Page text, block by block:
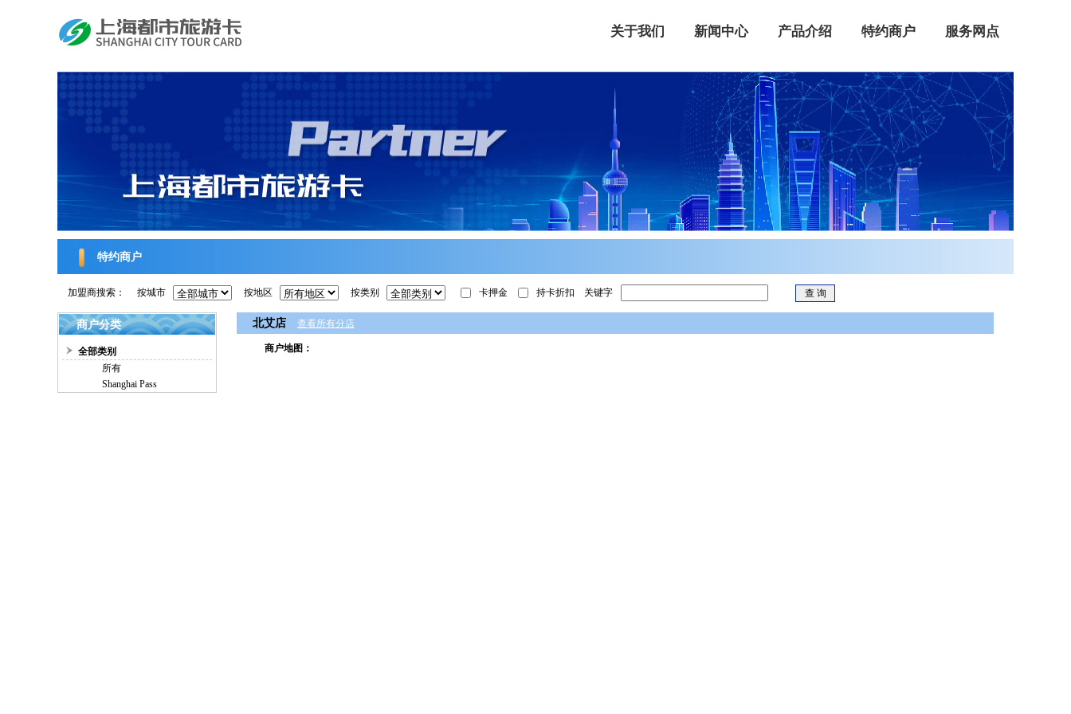
关于我们 新闻中心 产品介绍 特约商户 服务网点
特约商户
加盟商搜索： 按城市 按地区 按类别 卡押金 持卡折扣 关键字
商户分类
全部类别
所有
Shanghai Pass
北艾店 查看所有分店
商户地图：